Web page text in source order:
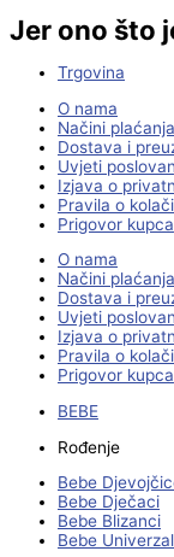
Jer ono što
Trgovina
O nama
Načini plaćanja
Dostava i
Uvjeti
Izjava o
Pravila o
Prigovor kupca
O nama
Načini plaćanja
Dostava i
Uvjeti
Izjava o
Pravila o
Prigovor kupca
BEBE
Rođenje
Bebe
Bebe Dječaci
Bebe Blizanci
Bebe